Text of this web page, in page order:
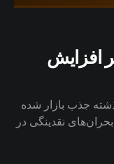
افزایش
جذب بازار شده
نقدینگی در
اما این تراکنش‌ها